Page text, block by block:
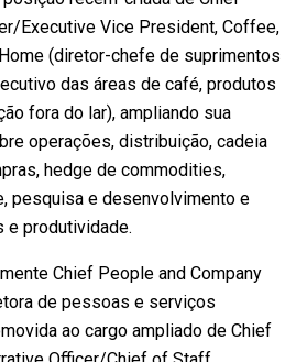
Executive Vice President, Coffee,
(diretor-chefe de suprimentos
das áreas de café, produtos
fora do lar), ampliando sua
operações, distribuição, cadeia
hedge de commodities,
pesquisa e desenvolvimento e
e produtividade.
Chief People and Company
de pessoas e serviços
ao cargo ampliado de Chief